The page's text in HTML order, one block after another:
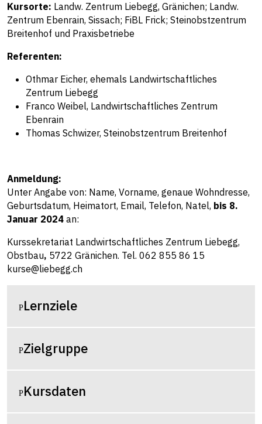
Kursorte: Landw. Zentrum Liebegg, Gränichen; Landw.
Zentrum Ebenrain, Sissach; FiBL Frick; Steinobstzentrum
Breitenhof und Praxisbetriebe
Referenten:
Othmar Eicher, ehemals Landwirtschaftliches
Zentrum Liebegg
Franco Weibel, Landwirtschaftliches Zentrum
Ebenrain
Thomas Schwizer, Steinobstzentrum Breitenhof
Anmeldung:
Unter Angabe von: Name, Vorname, genaue Wohndresse,
Geburtsdatum, Heimatort, Email, Telefon, Natel, bis 8.
Januar 2024 an:
Kurssekretariat Landwirtschaftliches Zentrum Liebegg,
Obstbau, 5722 Gränichen. Tel. 062 855 86 15
kurse@liebegg.ch
Lernziele
Zielgruppe
Kursdaten